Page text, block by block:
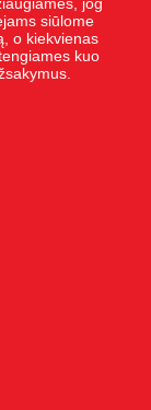
jog
siūlome
o kiekvienas
kuo